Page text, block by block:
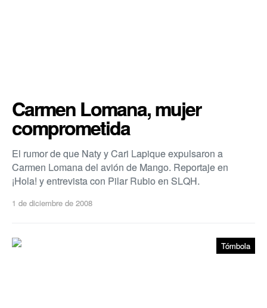
Carmen Lomana, mujer
comprometida
El rumor de que Naty y Cari Lapique expulsaron a
Carmen Lomana del avión de Mango. Reportaje en
¡Hola! y entrevista con Pilar Rubio en SLQH.
1 de diciembre de 2008
Tómbola